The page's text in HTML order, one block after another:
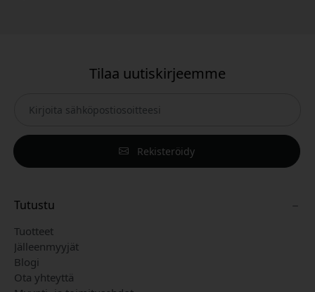
Tilaa uutiskirjeemme
Rekisteröidy
Tutustu
Tuotteet
Jälleenmyyjät
Blogi
Ota yhteyttä